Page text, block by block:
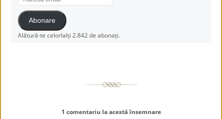
email
Abonare
Alătură-te celorlalți 2.842 de abonați.
1 comentariu la acestă însemnare